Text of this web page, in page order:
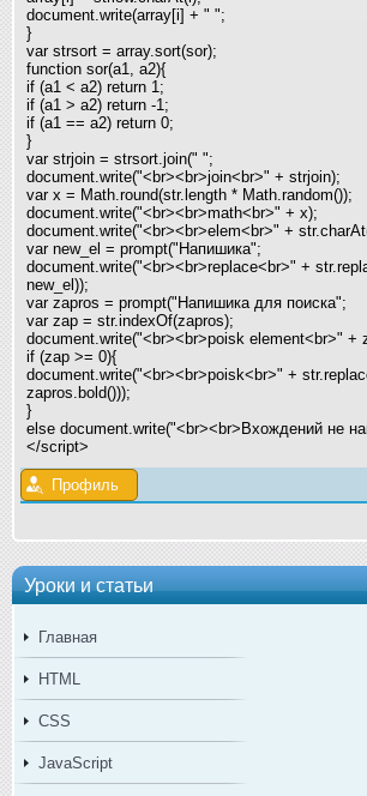
Уроки и статьи
Главная
HTML
CSS
JavaScript
document.write(array[i] + " ";
}
var strsort = array.sort(sor);
function sor(a1, a2){
if (a1 < a2) return 1;
if (a1 > a2) return -1;
if (a1 == a2) return 0;
}
var strjoin = strsort.join(" ";
document.write("<br><br>join<br>" + strjoin);
var x = Math.round(str.length * Math.random());
document.write("<br><br>math<br>" + x);
document.write("<br><br>elem<br>" +
var new_el = prompt("Напишика";
document.write("<br><br>replace<br>" +
new_el));
var zapros = prompt("Напишика для поиска";
var zap = str.indexOf(zapros);
document.write("<br><br>poisk element<br>" +
if (zap >= 0){
document.write("<br><br>poisk<br>" +
zapros.bold()));
}
else document.write("<br><br>Вхождений не
</script>
Профиль